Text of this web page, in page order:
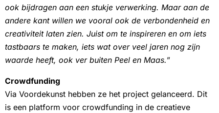
ook bijdragen aan een stukje verwerking. Maar aan de
andere kant willen we vooral ook de verbondenheid en
creativiteit laten zien. Juist om te inspireren en om iets
tastbaars te maken, iets wat over veel jaren nog zijn
waarde heeft, ook ver buiten Peel en Maas.”
Crowdfunding
Via Voordekunst hebben ze het project gelanceerd. Dit
is een platform voor crowdfunding in de creatieve